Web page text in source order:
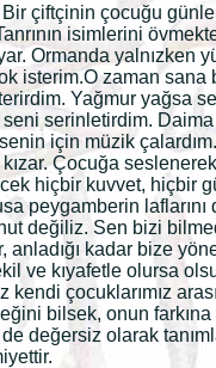
çiftçinin çocuğu
isimlerini
Ormanda yalnızken
isterim.O zaman
Yağmur yağsa
serinletirdim.
için müzik
Çocuğa
hiçbir kuvvet, hiçbir
peygamberin
değiliz. Sen bizi
kadar bize
kıyafetle olursa
çocuklarımız
bilsek, onun
değersiz olarak